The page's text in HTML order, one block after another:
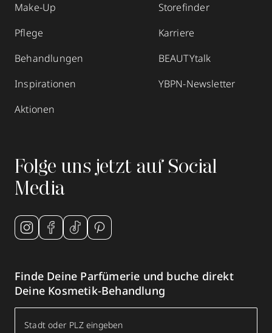
Make-Up
Pflege
Behandlungen
Inspirationen
Aktionen
Storefinder
Karriere
BEAUTYtalk
YBPN-Newsletter
Folge uns jetzt auf Social
Media
Finde Deine Parfümerie und buche direkt
Deine Kosmetik-Behandlung